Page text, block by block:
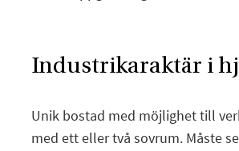
Industrikaraktär i
Unik bostad med möjlighet till
med ett eller två sovrum. Måste